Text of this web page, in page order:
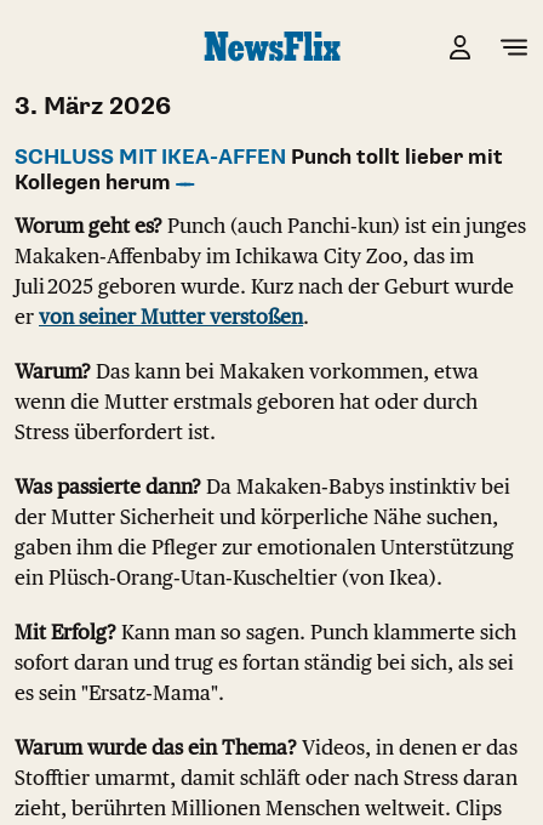
3. März 2026
SCHLUSS MIT IKEA-AFFEN Punch tollt lieber mit
Kollegen herum
Worum geht es? Punch (auch Panchi‑kun) ist ein junges
Makaken‑Affenbaby im Ichikawa City Zoo, das im
Juli 2025 geboren wurde. Kurz nach der Geburt wurde
er von seiner Mutter verstoßen.
Warum? Das kann bei Makaken vorkommen, etwa
wenn die Mutter erstmals geboren hat oder durch
Stress überfordert ist.
Was passierte dann? Da Makaken‑Babys instinktiv bei
der Mutter Sicherheit und körperliche Nähe suchen,
gaben ihm die Pfleger zur emotionalen Unterstützung
ein Plüsch‑Orang‑Utan‑Kuscheltier (von Ikea).
Mit Erfolg? Kann man so sagen. Punch klammerte sich
sofort daran und trug es fortan ständig bei sich, als sei
es sein "Ersatz‑Mama".
Warum wurde das ein Thema? Videos, in denen er das
Stofftier umarmt, damit schläft oder nach Stress daran
zieht, berührten Millionen Menschen weltweit. Clips